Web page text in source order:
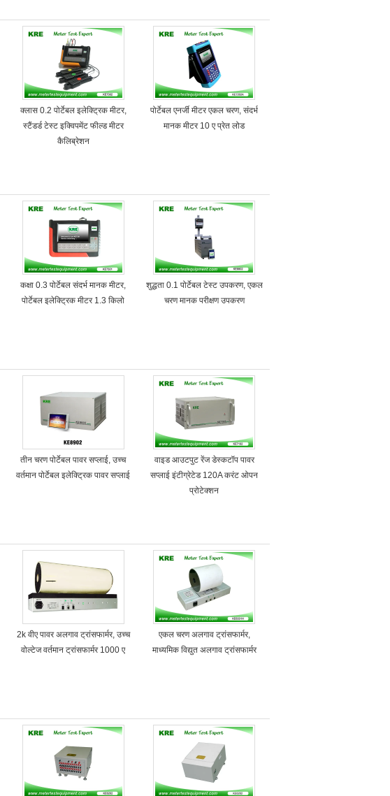
क्लास 0.2 पोर्टेबल इलेक्ट्रिक मीटर,
स्टैंडर्ड टेस्ट इक्विपमेंट फील्ड मीटर
कैलिब्रेशन
पोर्टेबल एनर्जी मीटर एकल चरण, संदर्भ
मानक मीटर 10 ए प्रेत लोड
कक्षा 0.3 पोर्टेबल संदर्भ मानक मीटर,
पोर्टेबल इलेक्ट्रिक मीटर 1.3 किलो
शुद्धता 0.1 पोर्टेबल टेस्ट उपकरण, एकल
चरण मानक परीक्षण उपकरण
तीन चरण पोर्टेबल पावर सप्लाई, उच्च
वर्तमान पोर्टेबल इलेक्ट्रिक पावर सप्लाई
वाइड आउटपुट रेंज डेस्कटॉप पावर
सप्लाई इंटीग्रेटेड 120A करंट ओपन
प्रोटेक्शन
2k वीए पावर अलगाव ट्रांसफार्मर, उच्च
वोल्टेज वर्तमान ट्रांसफार्मर 1000 ए
एकल चरण अलगाव ट्रांसफार्मर,
माध्यमिक विद्युत अलगाव ट्रांसफार्मर